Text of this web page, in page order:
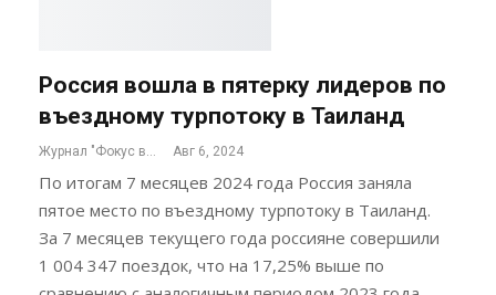
Россия вошла в пятерку лидеров по
въездному турпотоку в Таиланд
Журнал "Фокус внимания" Авг 6, 2024
По итогам 7 месяцев 2024 года Россия заняла
пятое место по въездному турпотоку в Таиланд.
За 7 месяцев текущего года россияне совершили
1 004 347 поездок, что на 17,25% выше по